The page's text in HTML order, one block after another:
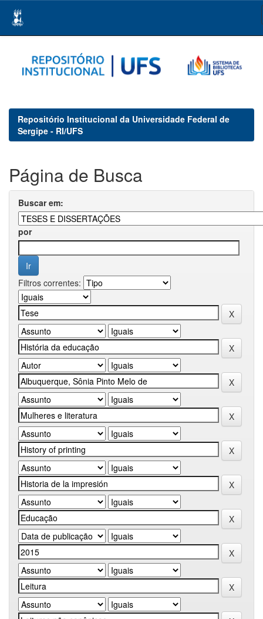
navigation
Repositório Institucional da Universidade Federal de
Sergipe - RI/UFS
Página de Busca
Buscar em:
por
Filtros correntes: